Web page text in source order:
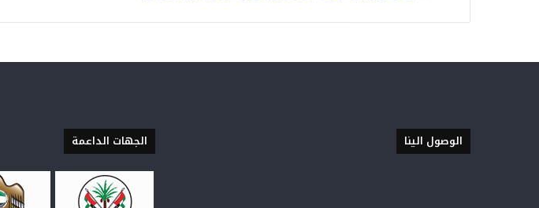
الوصول الينا الجهات الداعمة